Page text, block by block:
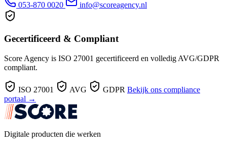
053-870 0020 info@scoreagency.nl
Gecertificeerd & Compliant
Score Agency is ISO 27001 gecertificeerd en volledig AVG/GDPR
compliant.
ISO 27001 AVG GDPR Bekijk ons compliance
portaal →
Digitale producten die werken